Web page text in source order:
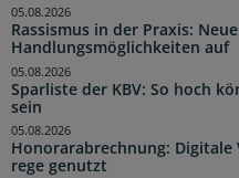
Rassismus in der Praxis:
Handlungsmöglichkeiten auf
05.08.2026
Sparliste der KBV: So hoch
sein
05.08.2026
Honorarabrechnung:
rege genutzt
05.08.2026